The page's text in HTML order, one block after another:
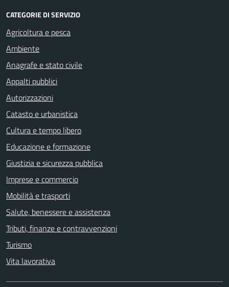
CATEGORIE DI SERVIZIO
Agricoltura e pesca
Ambiente
Anagrafe e stato civile
Appalti pubblici
Autorizzazioni
Catasto e urbanistica
Cultura e tempo libero
Educazione e formazione
Giustizia e sicurezza pubblica
Imprese e commercio
Mobilità e trasporti
Salute, benessere e assistenza
Tributi, finanze e contravvenzioni
Turismo
Vita lavorativa